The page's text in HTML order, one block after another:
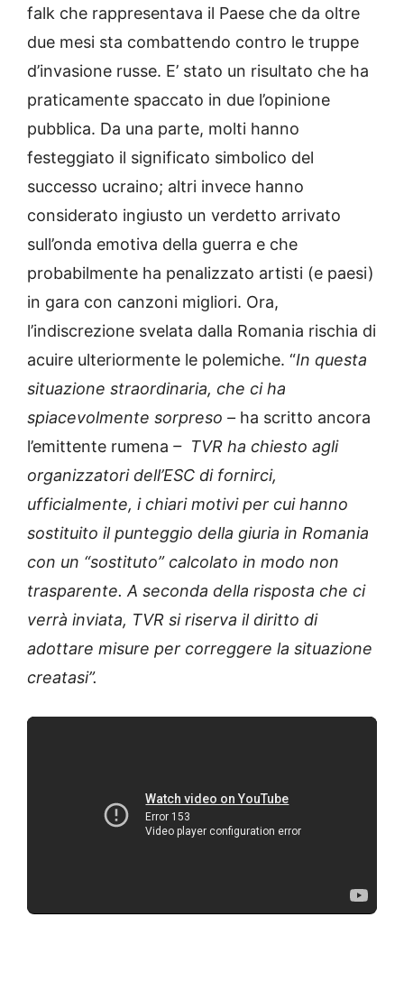
falk che rappresentava il Paese che da oltre
due mesi sta combattendo contro le truppe
d’invasione russe. E’ stato un risultato che ha
praticamente spaccato in due l’opinione
pubblica. Da una parte, molti hanno
festeggiato il significato simbolico del
successo ucraino; altri invece hanno
considerato ingiusto un verdetto arrivato
sull’onda emotiva della guerra e che
probabilmente ha penalizzato artisti (e paesi)
in gara con canzoni migliori. Ora,
l’indiscrezione svelata dalla Romania rischia di
acuire ulteriormente le polemiche. “In questa
situazione straordinaria, che ci ha
spiacevolmente sorpreso – ha scritto ancora
l’emittente rumena – TVR ha chiesto agli
organizzatori dell’ESC di fornirci,
ufficialmente, i chiari motivi per cui hanno
sostituito il punteggio della giuria in Romania
con un “sostituto” calcolato in modo non
trasparente. A seconda della risposta che ci
verrà inviata, TVR si riserva il diritto di
adottare misure per correggere la situazione
creatasi”.